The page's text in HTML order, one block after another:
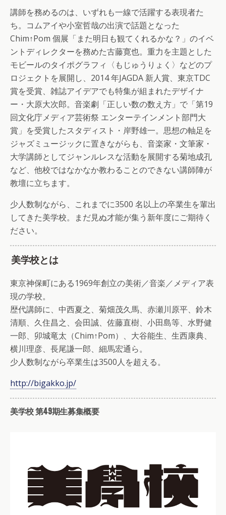
講師を務めるのは、いずれも一線で活躍する表現者た
ち。コムアイや小室哲哉の出演で話題となった
Chim↑Pom 個展「また明日も観てくれるかな？」のイベ
ントディレクターを務めた古藤寛也。重力を主題とした
モビールのタイポグラフィ〈もじゅうりょく〉などのプ
ロジェクトを展開し、2014 年JAGDA 新人賞、東京TDC
賞を受賞、雑誌アイデアでも特集が組まれたデザイナ
ー・大原大次郎。音楽劇「正しい数の数え方」で「第19
回文化庁メディア芸術祭 エンターテインメント部門大
賞」を受賞したスタディスト・岸野雄一。思想の軸足を
ジャズミュージックに置きながらも、音楽家・文筆家・
大学講師としてジャンルレスな活動を展開する菊地成孔
など、他校ではなかなか教わることのできない講師陣が
教壇に立ちます。
少人数制ながら、これまでに3500 名以上の卒業生を輩出
してきた美学校。まだ見ぬ才能が集う新年度にご期待く
ださい。
美学校とは
東京神保町にある1969年創立の美術／音楽／メディア表
現の学校。
歴代講師に、中西夏之、菊畑茂久馬、赤瀬川原平、鈴木
清順、久住昌之、会田誠、佐藤直樹、小田島等、水野健
一郎、卯城竜太（Chim↑Pom）、大谷能生、生西康典、
横川理彦、長尾謙一郎、細馬宏通ら。
少人数制ながら卒業生は3500人を超える。
http://bigakko.jp/
美学校 第49期生募集概要